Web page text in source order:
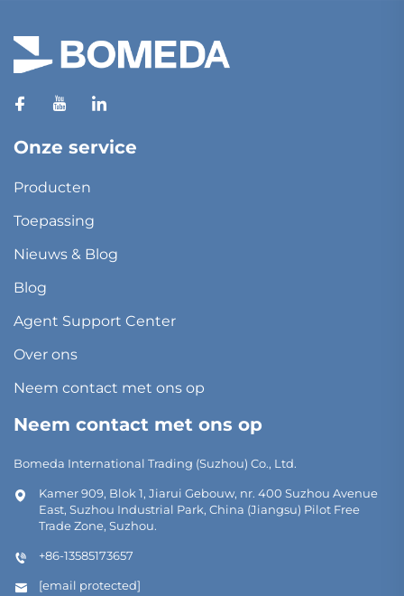
Onze service
Producten
Toepassing
Nieuws & Blog
Blog
Agent Support Center
Over ons
Neem contact met ons op
Neem contact met ons op
Bomeda International Trading (Suzhou) Co., Ltd.
Kamer 909, Blok 1, Jiarui Gebouw, nr. 400 Suzhou Avenue
East, Suzhou Industrial Park, China (Jiangsu) Pilot Free
Trade Zone, Suzhou.
+86-13585173657
[email protected]